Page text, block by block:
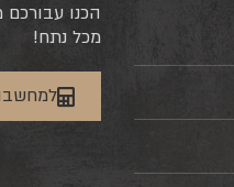
הכנו
מכל נתח!